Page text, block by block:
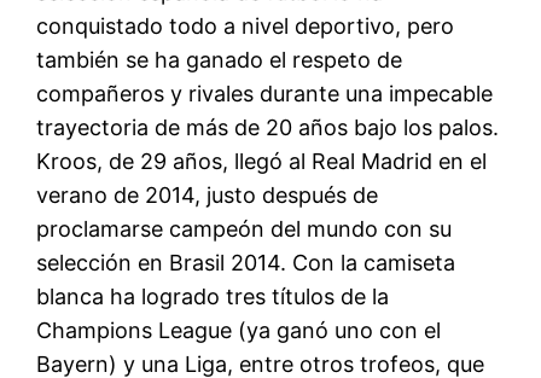
conquistado todo a nivel deportivo, pero
también se ha ganado el respeto de
compañeros y rivales durante una impecable
trayectoria de más de 20 años bajo los palos.
Kroos, de 29 años, llegó al Real Madrid en el
verano de 2014, justo después de
proclamarse campeón del mundo con su
selección en Brasil 2014. Con la camiseta
blanca ha logrado tres títulos de la
Champions League (ya ganó uno con el
Bayern) y una Liga, entre otros trofeos, que